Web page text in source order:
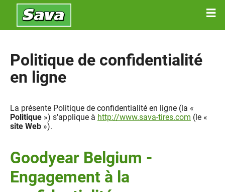
Politique de confidentialité
en ligne
La présente Politique de confidentialité en ligne (la «
Politique ») s'applique à http://www.sava-tires.com (le «
site Web »).
Goodyear Belgium -
Engagement à la